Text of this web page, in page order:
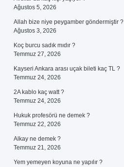
Ağustos 5, 2026
Allah bize niye peygamber göndermiştir ?
Ağustos 3, 2026
Koç burcu sadık mıdır ?
Temmuz 27, 2026
Kayseri Ankara arası uçak bileti kaç TL ?
Temmuz 24, 2026
2A kablo kaç watt ?
Temmuz 24, 2026
Hukuk profesörü ne demek ?
Temmuz 22, 2026
Alkay ne demek ?
Temmuz 21, 2026
Yem yemeyen koyuna ne yapılır ?